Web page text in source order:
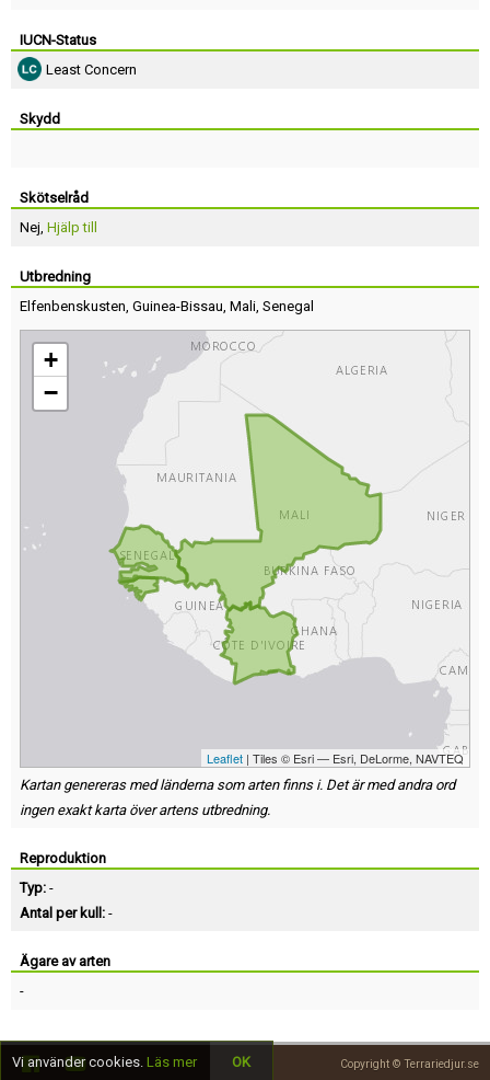
IUCN-Status
Least Concern
Skydd
Skötselråd
Nej, Hjälp till
Utbredning
Elfenbenskusten, Guinea-Bissau, Mali, Senegal
+
−
Leaflet | Tiles © Esri — Esri, DeLorme, NAVTEQ
Kartan genereras med länderna som arten finns i. Det är med andra ord
ingen exakt karta över artens utbredning.
Reproduktion
Typ: -
Antal per kull: -
Ägare av arten
-
Copyright © Terrariedjur.se
Vi använder cookies. Läs mer OK